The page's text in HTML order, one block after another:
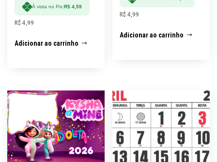
À vista no Pix:R$ 4,59
R$ 4,99
Adicionar ao carrinho
R$ 4,99
Adicionar ao carrinho